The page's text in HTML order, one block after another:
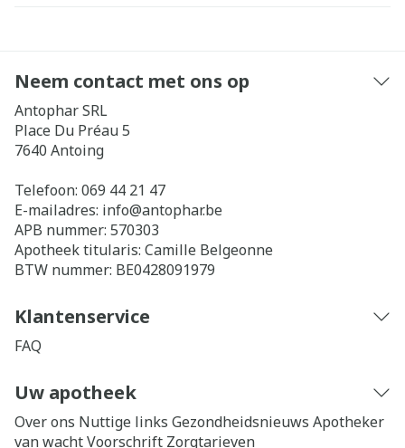
Neem contact met ons op
Antophar SRL
Place Du Préau 5
7640 Antoing
Telefoon: 069 44 21 47
E-mailadres: info@antophar.be
APB nummer: 570303
Apotheek titularis: Camille Belgeonne
BTW nummer: BE0428091979
Klantenservice
FAQ
Uw apotheek
Over ons Nuttige links Gezondheidsnieuws Apotheker
van wachtVoorschrift Zorgtarieven